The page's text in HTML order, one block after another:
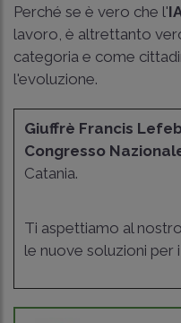
Perché se è vero che l'
lavoro, è altrettanto
categoria e come
l'evoluzione.
Giuffrè Francis
Congresso
Catania.
Ti aspettiamo al
le nuove soluzioni per